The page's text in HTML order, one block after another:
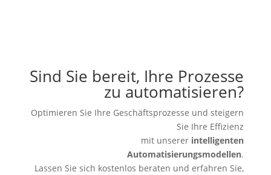
Sind Sie bereit, Ihre Prozesse
zu automatisieren?
Optimieren Sie Ihre Geschäftsprozesse und steigern
Sie Ihre Effizienz
mit unserer intelligenten
Automatisierungsmodellen.
Lassen Sie sich kostenlos beraten und erfahren Sie,